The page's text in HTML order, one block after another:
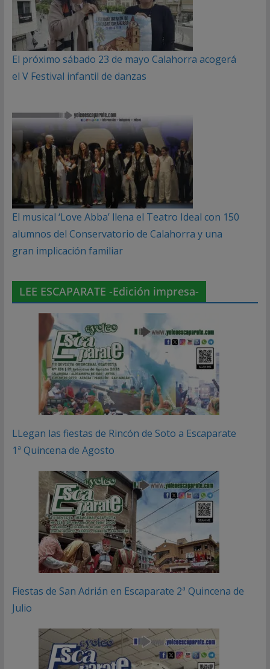
El próximo sábado 23 de mayo Calahorra acogerá
el V Festival infantil de danzas
El musical ‘Love Abba’ llena el Teatro Ideal con 150
alumnos del Conservatorio de Calahorra y una
gran implicación familiar
LEE ESCAPARATE -Edición impresa-
LLegan las fiestas de Rincón de Soto a Escaparate
1ª Quincena de Agosto
Fiestas de San Adrián en Escaparate 2ª Quincena de
Julio